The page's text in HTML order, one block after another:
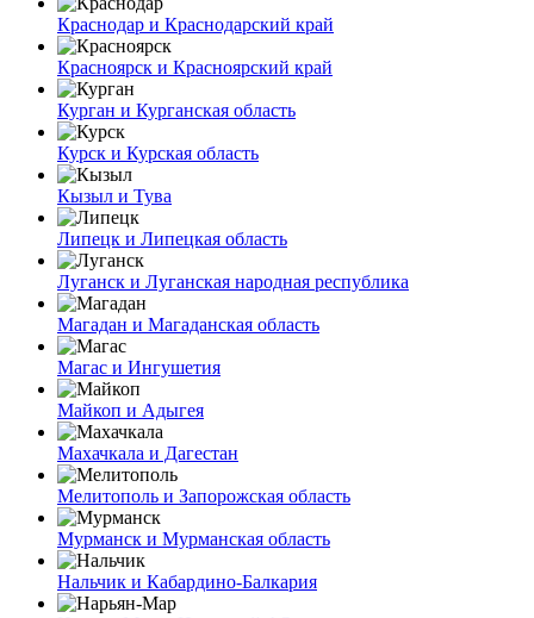
Краснодар и Краснодарский край
Красноярск и Красноярский край
Курган и Курганская область
Курск и Курская область
Кызыл и Тува
Липецк и Липецкая область
Луганск и Луганская народная республика
Магадан и Магаданская область
Магас и Ингушетия
Майкоп и Адыгея
Махачкала и Дагестан
Мелитополь и Запорожская область
Мурманск и Мурманская область
Нальчик и Кабардино-Балкария